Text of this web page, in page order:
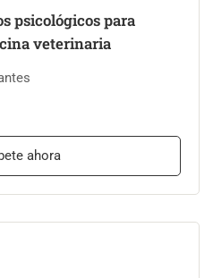
psicológicos para
veterinaria
ahora